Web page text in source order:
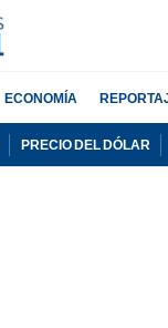
ECONOMÍA
PRECIO DEL DÓLAR